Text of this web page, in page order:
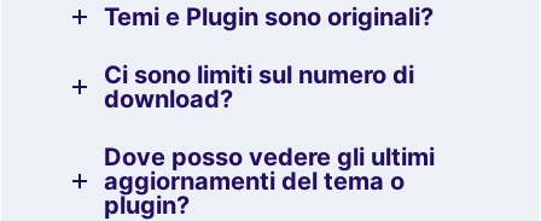
Temi e Plugin sono originali?
Ci sono limiti sul numero di
download?
Dove posso vedere gli ultimi
aggiornamenti del tema o
plugin?